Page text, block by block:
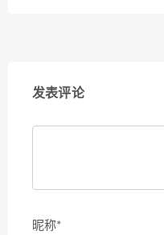
发表评论
昵称*